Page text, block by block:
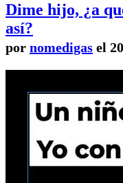
Dime hijo, ¿a
así?
por nomedigas el